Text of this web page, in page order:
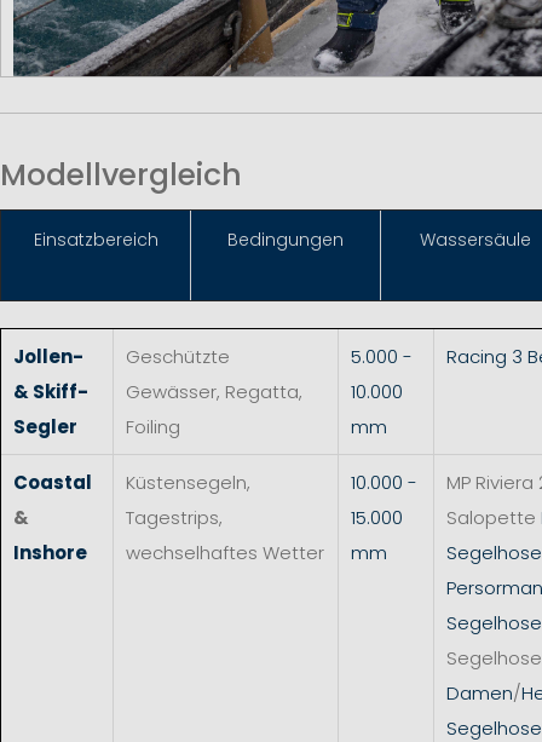
Modellvergleich
Einsatzbereich Bedingungen Wassersäule
Jollen-
& Skiff-
Segler
Geschützte
Gewässer, Regatta,
Foiling
5.000 -
10.000
mm
Racing 3
Coastal
&
Inshore
Küstensegeln,
Tagestrips,
wechselhaftes Wetter
10.000 -
15.000
mm
MP Riviera
Salopette
Segelhose
Damen/